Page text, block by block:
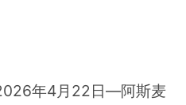
年4月22日—阿斯麦